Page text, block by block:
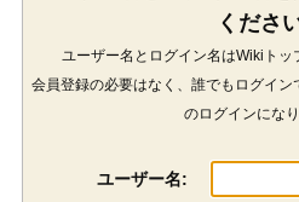
くださ
ユーザー名とログイン名はWikiトッ
会員登録の必要はなく、誰でもログイ
のログインになり
ユーザー名: